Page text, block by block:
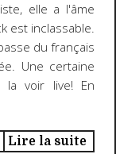
elle a l'âme
est inclassable.
du français
Une certaine
la voir live! En
Lire la suite